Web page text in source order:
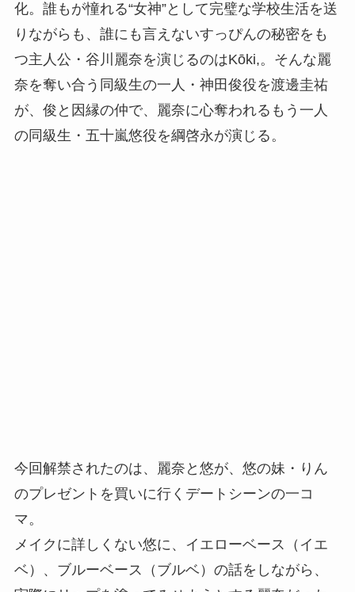
化。誰もが憧れる“女神”として完璧な学校生活を送
りながらも、誰にも言えないすっぴんの秘密をも
つ主人公・谷川麗奈を演じるのはKōki,。そんな麗
奈を奪い合う同級生の一人・神田俊役を渡邊圭祐
が、俊と因縁の仲で、麗奈に心奪われるもう一人
の同級生・五十嵐悠役を綱啓永が演じる。
今回解禁されたのは、麗奈と悠が、悠の妹・りん
のプレゼントを買いに行くデートシーンの一コ
マ。
メイクに詳しくない悠に、イエローベース（イエ
ベ）、ブルーベース（ブルベ）の話をしながら、